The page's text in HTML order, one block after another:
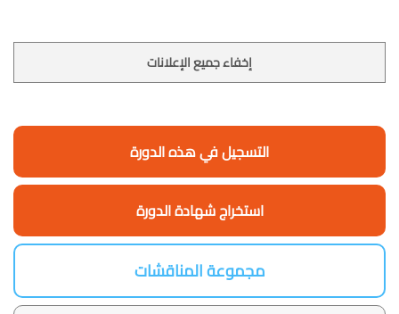
إخفاء جميع الإعلانات
التسجيل في هذه الدورة
استخراج شهادة الدورة
مجموعة المناقشات